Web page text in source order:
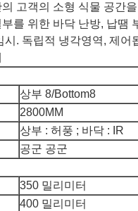
고객의 소형 식물 공간
를 위한 바닥 난방, 납땜
시. 독립적 냉각영역, 제어
상부 8/Bottom8
2800MM
상부 : 허풍 ; 바닥 : IR
공군 공군
350 밀리미터
400 밀리미터